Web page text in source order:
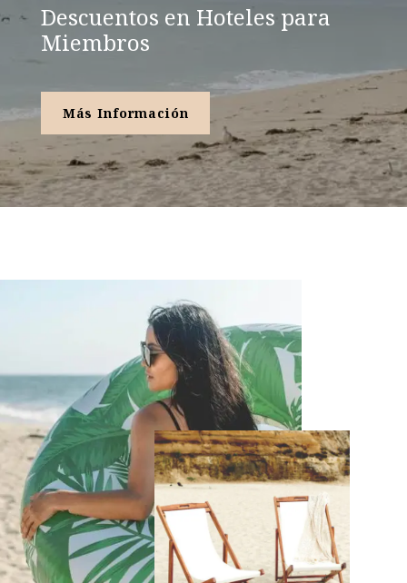
Descuentos en Hoteles para
Miembros
Más Información